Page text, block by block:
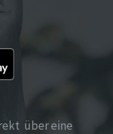
über eine